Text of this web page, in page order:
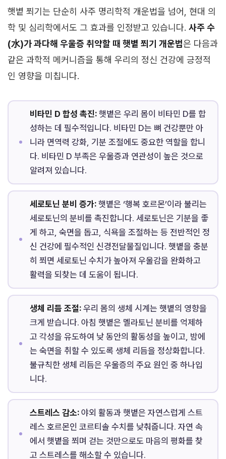
햇볕 쬐기는 단순히 사주 명리학적 개운법을 넘어, 현대 의
학 및 심리학에서도 그 효과를 인정받고 있습니다. 사주 수
(水)가 과다해 우울증 취약할 때 햇볕 쬐기 개운법은 다음과
같은 과학적 메커니즘을 통해 우리의 정신 건강에 긍정적
인 영향을 미칩니다.
비타민 D 합성 촉진:햇볕은 우리 몸이 비타민 D를 합
성하는 데 필수적입니다. 비타민 D는 뼈 건강뿐만 아
니라 면역력 강화, 기분 조절에도 중요한 역할을 합니
다. 비타민 D 부족은 우울증과 연관성이 높은 것으로
알려져 있습니다.
세로토닌 분비 증가:햇볕은 ‘행복 호르몬’이라 불리는
세로토닌의 분비를 촉진합니다. 세로토닌은 기분을 좋
게 하고, 숙면을 돕고, 식욕을 조절하는 등 전반적인 정
신 건강에 필수적인 신경전달물질입니다. 햇볕을 충분
히 쬐면 세로토닌 수치가 높아져 우울감을 완화하고
활력을 되찾는 데 도움이 됩니다.
생체 리듬 조절:우리 몸의 생체 시계는 햇볕의 영향을
크게 받습니다. 아침 햇볕은 멜라토닌 분비를 억제하
고 각성을 유도하여 낮 동안의 활동성을 높이고, 밤에
는 숙면을 취할 수 있도록 생체 리듬을 정상화합니다.
불규칙한 생체 리듬은 우울증의 주요 원인 중 하나입
니다.
스트레스 감소:야외 활동과 햇볕은 자연스럽게 스트
레스 호르몬인 코르티솔 수치를 낮춰줍니다. 자연 속
에서 햇볕을 쬐며 걷는 것만으로도 마음의 평화를 찾
고 스트레스를 해소할 수 있습니다.